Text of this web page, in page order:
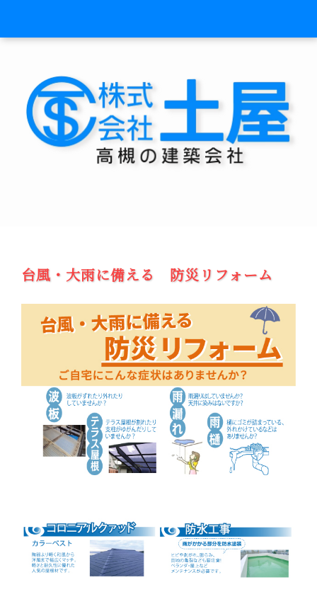
台風・大雨に備える 防災リフォーム